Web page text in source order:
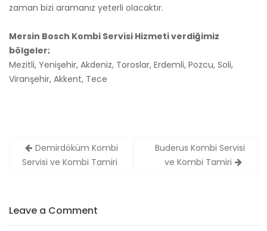
zaman bizi aramanız yeterli olacaktır.
Mersin Bosch Kombi Servisi Hizmeti verdiğimiz
bölgeler;
Mezitli, Yenişehir, Akdeniz, Toroslar, Erdemli, Pozcu, Soli,
Viranşehir, Akkent, Tece
ı
Demirdöküm Kombi
Servisi ve Kombi Tamiri
Buderus Kombi Servisi
ve Kombi Tamiri
Leave a Comment